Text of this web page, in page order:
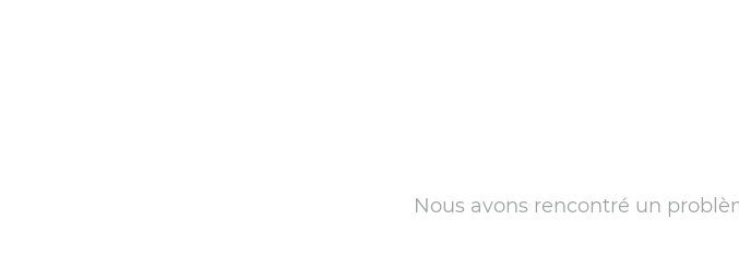
Nous avons rencontré un